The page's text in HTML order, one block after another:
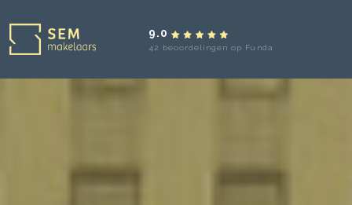
9.0
42 beoordelingen op Funda